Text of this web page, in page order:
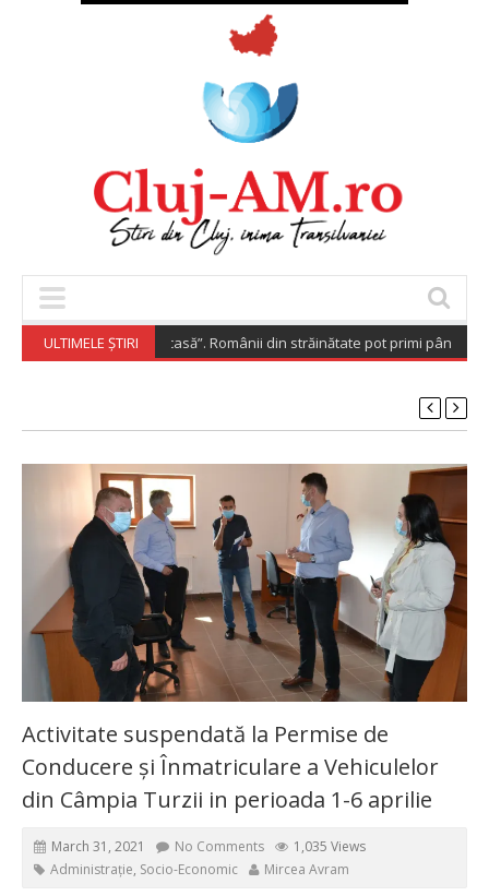
ULTIMELE ȘTIRI
Investește Acasă”. Românii din străinătate pot primi până la
Activitate suspendată la Permise de
Conducere și Înmatriculare a Vehiculelor
din Câmpia Turzii in perioada 1-6 aprilie
March 31, 2021 No Comments
1,035 Views
Administrație, Socio-Economic Mircea Avram